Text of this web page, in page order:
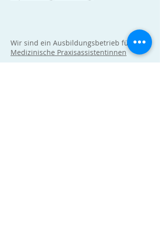
Wir sind ein Ausbildungsbetrieb für
Medizinische Praxisassistentinnen